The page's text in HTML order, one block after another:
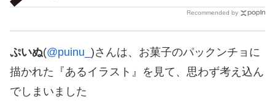
Recommended by
ぷいぬ(@puinu_ )さんは、お菓子のパックンチョに
描かれた『あるイラスト』を見て、思わず考え込ん
でしまいました